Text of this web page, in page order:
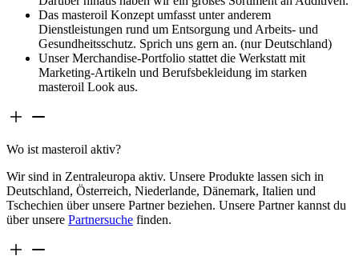
Das masteroil Konzept umfasst unter anderem
Dienstleistungen rund um Entsorgung und Arbeits- und
Gesundheitsschutz. Sprich uns gern an. (nur Deutschland)
Unser Merchandise-Portfolio stattet die Werkstatt mit
Marketing-Artikeln und Berufsbekleidung im starken
masteroil Look aus.
Wo ist masteroil aktiv?
Wir sind in Zentraleuropa aktiv. Unsere Produkte lassen sich in
Deutschland, Österreich, Niederlande, Dänemark, Italien und
Tschechien über unsere Partner beziehen. Unsere Partner kannst du
über unsere Partnersuche finden.